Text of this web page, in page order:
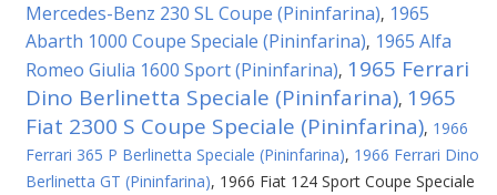
Mercedes-Benz 230 SL Coupe (Pininfarina), 1965
Abarth 1000 Coupe Speciale (Pininfarina), 1965 Alfa
Romeo Giulia 1600 Sport (Pininfarina), 1965 Ferrari
Dino Berlinetta Speciale (Pininfarina), 1965
Fiat 2300 S Coupe Speciale (Pininfarina), 1966
Ferrari 365 P Berlinetta Speciale (Pininfarina), 1966 Ferrari Dino
Berlinetta GT (Pininfarina), 1966 Fiat 124 Sport Coupe Speciale